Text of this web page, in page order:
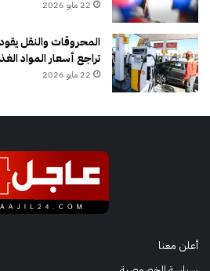
22 مايو 2026
المحروقات والنقل
تراجع أسعار المواد
22 مايو 2026
أعلن معنا